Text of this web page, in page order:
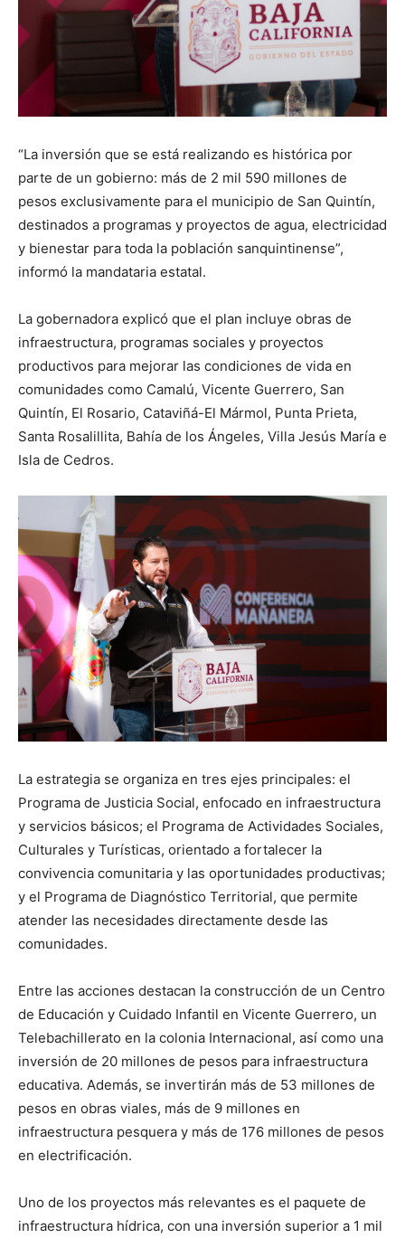
“La inversión que se está realizando es histórica por
parte de un gobierno: más de 2 mil 590 millones de
pesos exclusivamente para el municipio de San Quintín,
destinados a programas y proyectos de agua, electricidad
y bienestar para toda la población sanquintinense”,
informó la mandataria estatal.
La gobernadora explicó que el plan incluye obras de
infraestructura, programas sociales y proyectos
productivos para mejorar las condiciones de vida en
comunidades como Camalú, Vicente Guerrero, San
Quintín, El Rosario, Cataviñá-El Mármol, Punta Prieta,
Santa Rosalillita, Bahía de los Ángeles, Villa Jesús María e
Isla de Cedros.
La estrategia se organiza en tres ejes principales: el
Programa de Justicia Social, enfocado en infraestructura
y servicios básicos; el Programa de Actividades Sociales,
Culturales y Turísticas, orientado a fortalecer la
convivencia comunitaria y las oportunidades productivas;
y el Programa de Diagnóstico Territorial, que permite
atender las necesidades directamente desde las
comunidades.
Entre las acciones destacan la construcción de un Centro
de Educación y Cuidado Infantil en Vicente Guerrero, un
Telebachillerato en la colonia Internacional, así como una
inversión de 20 millones de pesos para infraestructura
educativa. Además, se invertirán más de 53 millones de
pesos en obras viales, más de 9 millones en
infraestructura pesquera y más de 176 millones de pesos
en electrificación.
Uno de los proyectos más relevantes es el paquete de
infraestructura hídrica, con una inversión superior a 1 mil